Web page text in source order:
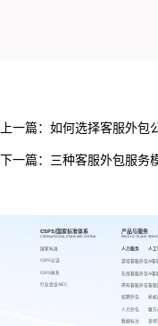
上一篇： 如何选择客服外包
下一篇： 三种客服外包服务
CSPS/国家标准体系
CSPS/NATIONAL STANDARD SYSTEM
国家标准
CSPS认证
CSPS体系
行业会议AIEC
产品与服务
PRODUCTS AND
人力服务
游戏客服外包
在线客服外包
呼叫客服外包
招聘外包
人力外包
数据标注
人工
AI客
AI客
客服
蚂蚁
魔方
来呗